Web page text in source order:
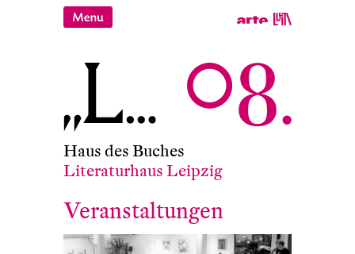
Haus des Buches
Literaturhaus Leipzig
Veranstaltungen